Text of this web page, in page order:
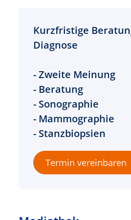
Kurzfristige
Diagnose
- Zweite Meinung
- Beratung
- Sonographie
- Mammographie
- Stanzbiopsien
Termin vereinbaren